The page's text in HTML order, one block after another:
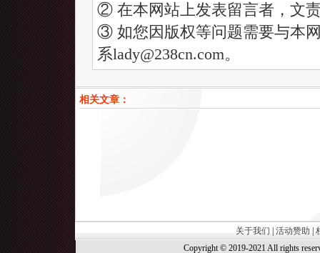
② 在本网站上发表留言者，文
③ 如您因版权等问题需要与本
系lady@238cn.com。
相关文章：